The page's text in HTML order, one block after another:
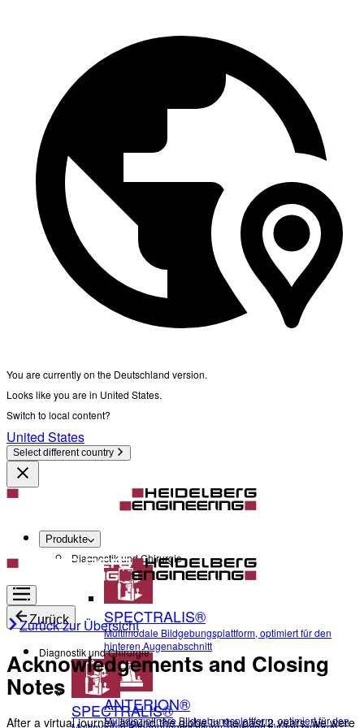
You are currently on the Deutschland version.
Looks like you are in United States.
Switch to local content?
United States
Select different country
Produkte
Diagnostik und Chirurgie
SPECTRALIS®
Multimodale Bildgebungsplattform, optimiert für den
hinteren Augenabschnitt
ANTERION®
Multidisziplinäre Bildgebungsplattform, optimiert für den
Zurück
Diagnostik und Chirurgie
SPECTRALIS®
Zurück zur Übersicht
Acknowledgements and Closing
Notes
After a virtual journey around the globe in the past 2 years, we were